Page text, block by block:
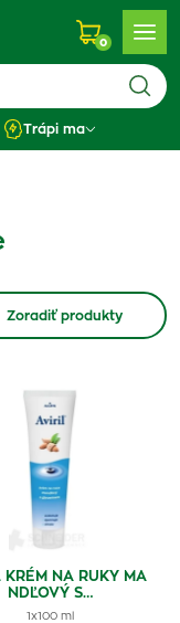
0
Trápi ma
Zoradiť produkty
KRÉM NA RUKY MA
NDĽOVÝ S…
1x100 ml